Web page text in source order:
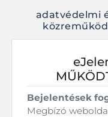
adatvédelmi
Bejelentések
Megbízó